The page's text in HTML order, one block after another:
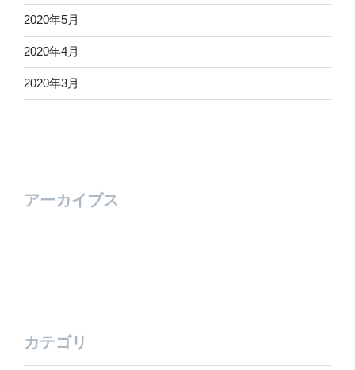
2020年5月
2020年4月
2020年3月
アーカイブス
カテゴリ